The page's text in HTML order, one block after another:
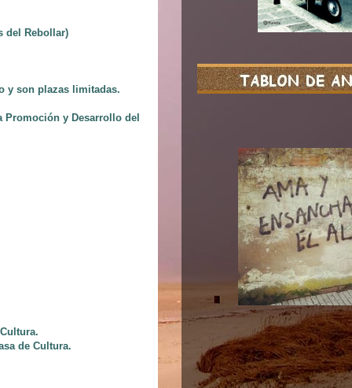
del Rebollar)
y son plazas limitadas.
y Desarrollo del
de Cultura.